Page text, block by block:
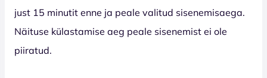
just 15 minutit enne ja peale valitud sisenemisaega.
Näituse külastamise aeg peale sisenemist ei ole
piiratud.